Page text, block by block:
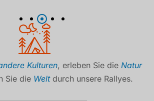
Kulturen, erleben Sie die Natur
Sie die Weltdurch unsere Rallyes.